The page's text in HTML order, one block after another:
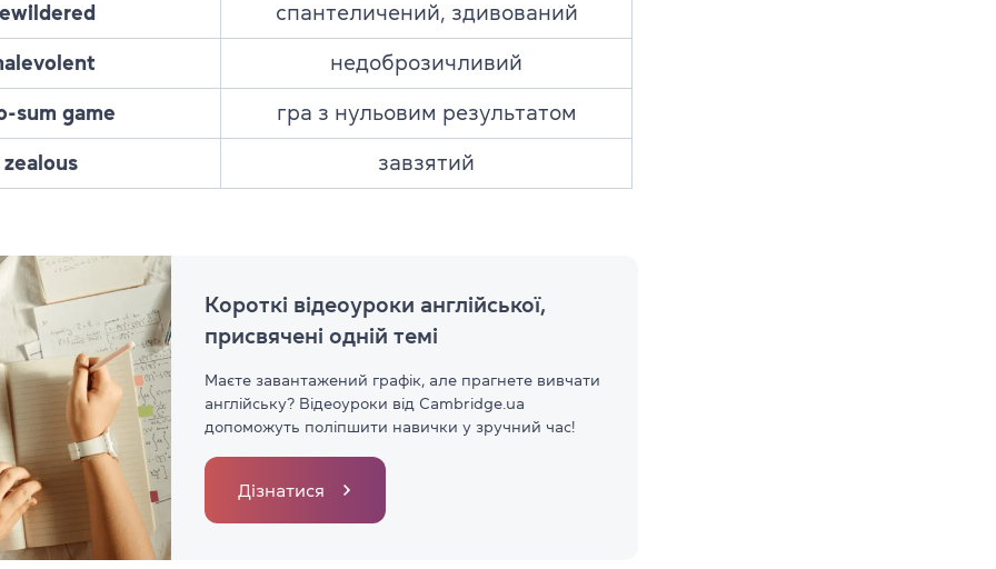
спантеличений, здивований
недоброзичливий
sum game гра з нульовим результатом
zealous завзятий
Короткі відеоуроки англійської,
присвячені одній темі
Маєте завантажений графік, але прагнете вивчати
англійську? Відеоуроки від Cambridge.ua
допоможуть поліпшити навички у зручний час!
Дізнатися